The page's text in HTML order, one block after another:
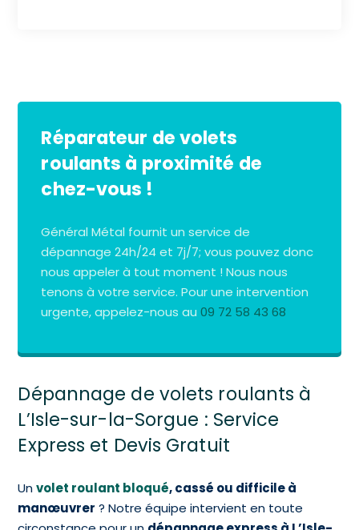
Réparateur de volets
roulants à proximité de
chez-vous !
Général Métal fournit un service de
dépannage 24h/24 et 7j/7; vous pouvez donc
nous appeler à tout moment ! Nous nous
tenons à votre service. Pour une intervention
urgente, appelez-nous au09 72 58 43 68
Dépannage de volets roulants à
L’Isle-sur-la-Sorgue : Service
Express et Devis Gratuit
Unvolet roulant bloqué, cassé ou difficile à
manœuvrer ? Notre équipe intervient en toute